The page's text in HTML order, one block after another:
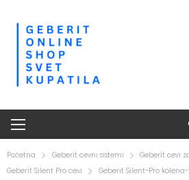
Početna Geberit cevni sistemi
Geberit cevi
Geberit Silent Pro cevi
Geberit Silent-Pro